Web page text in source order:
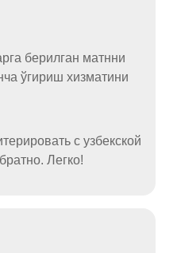
берилган матнни
ўгириш хизматини
с узбекской
Легко!